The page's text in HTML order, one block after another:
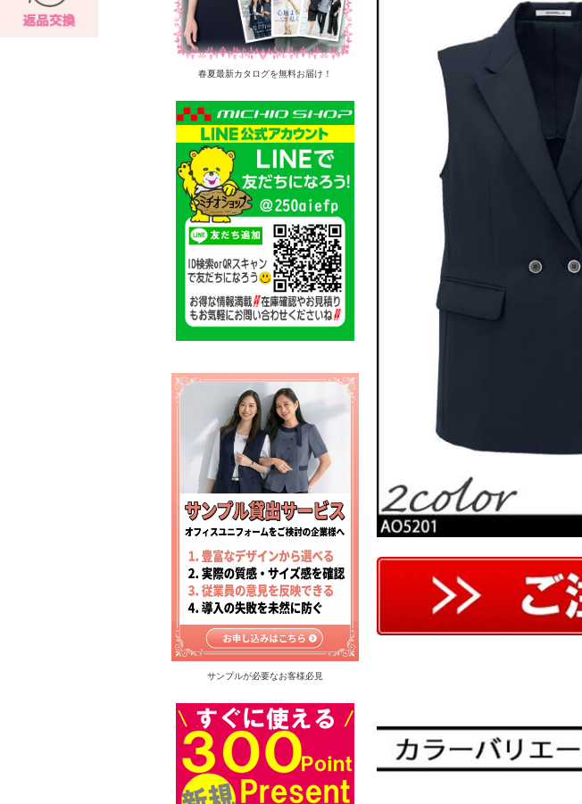
春夏最新カタログを無料お届け！
サンプルが必要なお客様必見